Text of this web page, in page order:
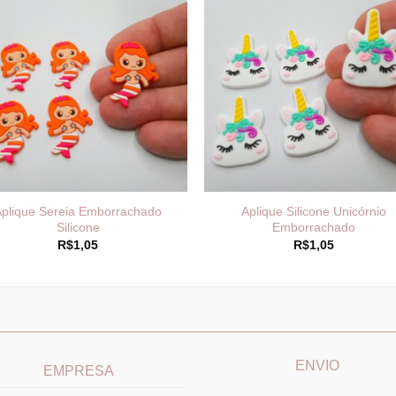
Sereia Emborrachado
Silicone
R$1,05
Aplique Silicone Unicórnio
Emborrachado
R$1,05
EMPRESA ENVIO